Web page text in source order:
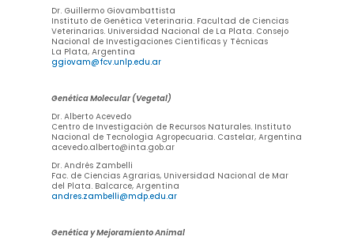
Dr. Guillermo Giovambattista
Instituto de Genética Veterinaria. Facultad de Ciencias
Veterinarias. Universidad Nacional de La Plata. Consejo
Nacional de Investigaciones Científicas y Técnicas
La Plata, Argentina
ggiovam@fcv.unlp.edu.ar
Genética Molecular (Vegetal)
Dr. Alberto Acevedo
Centro de Investigación de Recursos Naturales. Instituto
Nacional de Tecnología Agropecuaria. Castelar, Argentina
acevedo.alberto@inta.gob.ar
Dr. Andrés Zambelli
Fac. de Ciencias Agrarias, Universidad Nacional de Mar
del Plata. Balcarce, Argentina
andres.zambelli@mdp.edu.ar
Genética y Mejoramiento Animal